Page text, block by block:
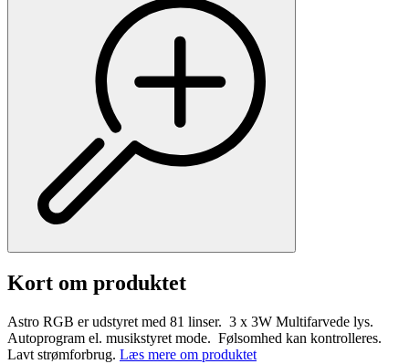
Kort om produktet
Astro RGB er udstyret med 81 linser. 3 x 3W Multifarvede lys.
Autoprogram el. musikstyret mode. Følsomhed kan kontrolleres.
Lavt strømforbrug. Læs mere om produktet